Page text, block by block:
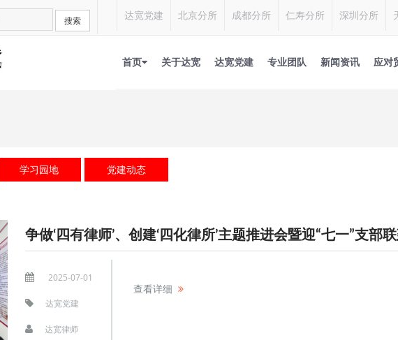
搜索 达宽党建 北京分所 成都分所 仁寿分所 深圳分所
首页 关于达宽 达宽党建 专业团队 新闻资讯 应对
学习园地 党建动态
2025-07-01
达宽党建
达宽律师
查看详细